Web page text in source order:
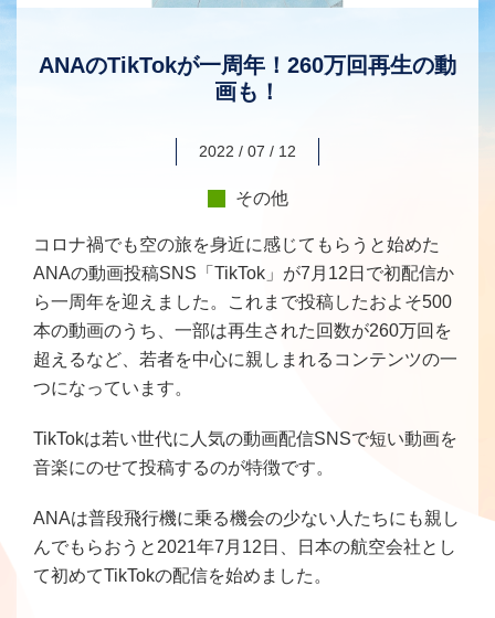
ANAのTikTokが一周年！260万回再生の動
画も！
2022 / 07 / 12
その他
コロナ禍でも空の旅を身近に感じてもらうと始めた
ANAの動画投稿SNS「TikTok」が7月12日で初配信か
ら一周年を迎えました。これまで投稿したおよそ500
本の動画のうち、一部は再生された回数が260万回を
超えるなど、若者を中心に親しまれるコンテンツの一
つになっています。
TikTokは若い世代に人気の動画配信SNSで短い動画を
音楽にのせて投稿するのが特徴です。
ANAは普段飛行機に乗る機会の少ない人たちにも親し
んでもらおうと2021年7月12日、日本の航空会社とし
て初めてTikTokの配信を始めました。